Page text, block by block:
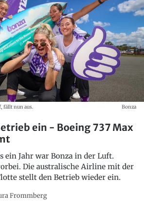
fällt nun aus.
Bonza
ein - Boeing 737 Max
ein Jahr war Bonza in der Luft.
Die australische Airline mit der
stellt den Betrieb wieder ein.
Frommberg